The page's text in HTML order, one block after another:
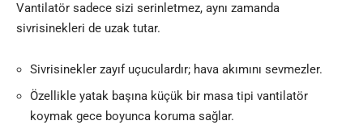
Vantilatör sadece sizi serinletmez, aynı zamanda
sivrisinekleri de uzak tutar.
Sivrisinekler zayıf uçuculardır; hava akımını sevmezler.
Özellikle yatak başına küçük bir masa tipi vantilatör
koymak gece boyunca koruma sağlar.